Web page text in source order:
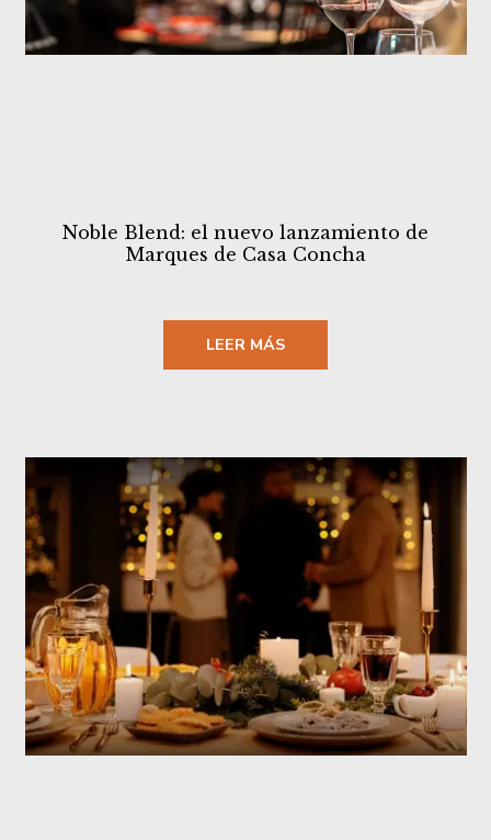
Noble Blend: el nuevo lanzamiento de
Marques de Casa Concha
LEER MÁS